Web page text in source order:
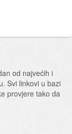
od najvećih i
Svi linkovi u bazi
provjere tako da